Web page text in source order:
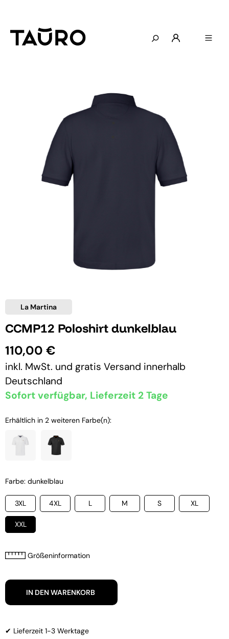
La Martina
CCMP12 Poloshirt dunkelblau
110,00 €
inkl. MwSt. und gratis Versand innerhalb
Deutschland
Sofort verfügbar, Lieferzeit 2 Tage
Erhältlich in 2 weiteren Farbe(n):
Farbe: dunkelblau
3XL 4XL L M S XL
XXL
Größeninformation
IN DEN WARENKORB
✔ Lieferzeit 1-3 Werktage